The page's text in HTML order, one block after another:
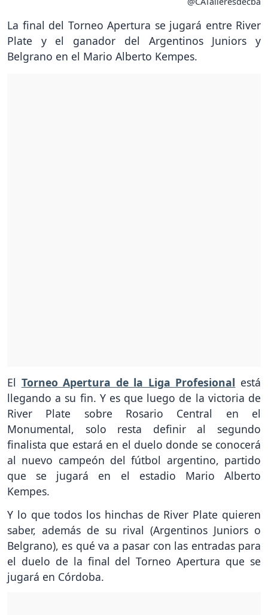
La final del Torneo Apertura se jugará entre River
Plate y el ganador del Argentinos Juniors y
Belgrano en el Mario Alberto Kempes.
El Torneo Apertura de la Liga Profesional está
llegando a su fin. Y es que luego de la victoria de
River Plate sobre Rosario Central en el
Monumental, solo resta definir al segundo
finalista que estará en el duelo donde se conocerá
al nuevo campeón del fútbol argentino, partido
que se jugará en el estadio Mario Alberto
Kempes.
Y lo que todos los hinchas de River Plate quieren
saber, además de su rival (Argentinos Juniors o
Belgrano), es qué va a pasar con las entradas para
el duelo de la final del Torneo Apertura que se
jugará en Córdoba.